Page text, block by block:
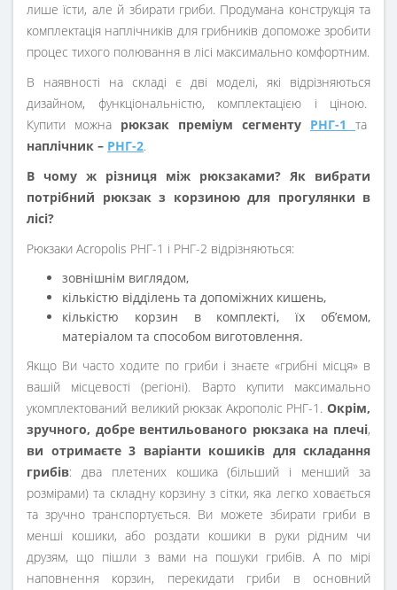
лише їсти, але й збирати гриби. Продумана конструкція та
комплектація наплічників для грибників допоможе зробити
процес тихого полювання в лісі максимально комфортним.
В наявності на складі є дві моделі, які відрізняються
дизайном, функціональністю, комплектацією і ціною.
Купити можна рюкзак преміум сегменту РНГ-1
та
наплічник – РНГ-2.
В чому ж різниця між рюкзаками? Як вибрати
потрібний рюкзак з корзиною для прогулянки в
лісі?
Рюкзаки Acropolis РНГ-1 і РНГ-2 відрізняються:
зовнішнім виглядом,
кількістю відділень та допоміжних кишень,
кількістю корзин в комплекті, їх об’ємом,
матеріалом та способом виготовлення.
Якщо Ви часто ходите по гриби і знаєте «грибні місця» в
вашій місцевості (регіоні). Варто купити максимально
укомплектований великий рюкзак Акрополіс РНГ-1. Окрім,
зручного, добре вентильованого рюкзака на плечі,
ви отримаєте 3 варіанти кошиків для складання
грибів: два плетених кошика (більший і менший за
розмірами) та складну корзину з сітки, яка легко ховається
та зручно транспортується. Ви можете збирати гриби в
менші кошики, або роздати кошики в руки рідним чи
друзям, що пішли з вами на пошуки грибів. А по мірі
наповнення корзин, перекидати гриби в основний